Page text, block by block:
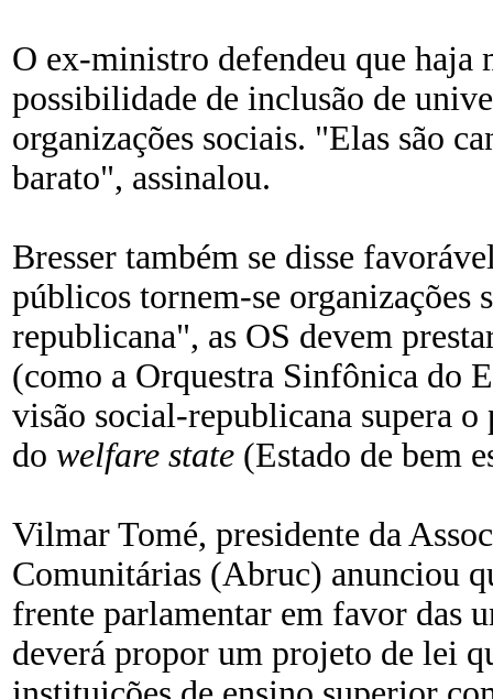
O ex-ministro defendeu que haja
possibilidade de inclusão de
organizações sociais. "Elas são
barato", assinalou.
Bresser também se disse
públicos tornem-se organizações
republicana", as OS devem
(como a Orquestra Sinfônica do
visão social-republicana supera
do welfare state (Estado de bem
Vilmar Tomé, presidente da
Comunitárias (Abruc) anunciou
frente parlamentar em favor das
deverá propor um projeto de lei